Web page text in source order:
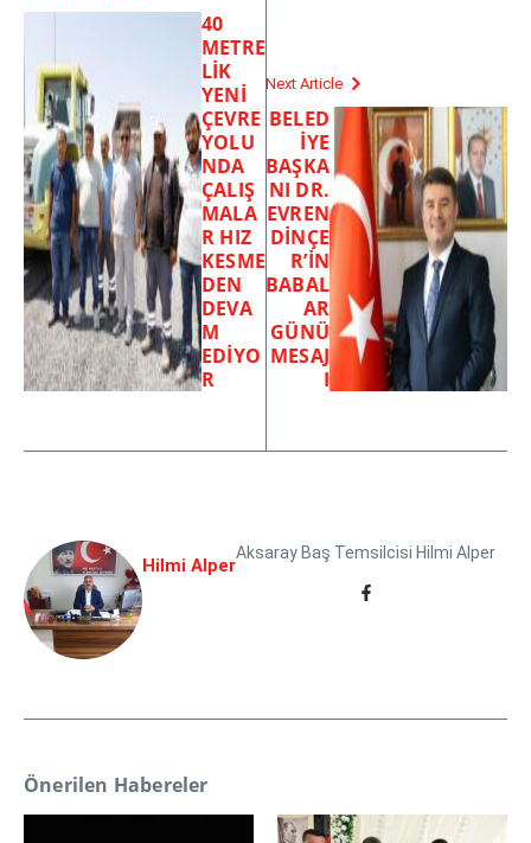
40
METRE
LİK
YENİ
ÇEVRE
YOLU
NDA
ÇALIŞ
MALA
R HIZ
KESME
DEN
DEVA
M
EDİYO
R
Next Article
BELED
İYE
BAŞKA
NI DR.
EVREN
DİNÇE
R’İN
BABAL
AR
GÜNÜ
MESAJ
I
Hilmi Alper
Aksaray Baş Temsilcisi Hilmi Alper
Önerilen Habereler